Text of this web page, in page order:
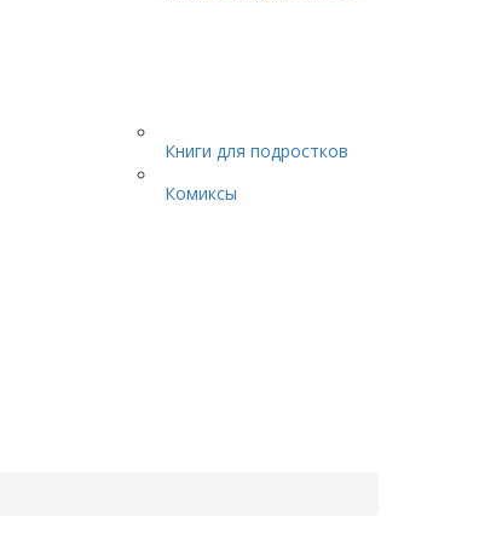
Книги для подростков
Комиксы